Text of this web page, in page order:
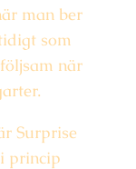
man ber
som
när
Surprise
princip